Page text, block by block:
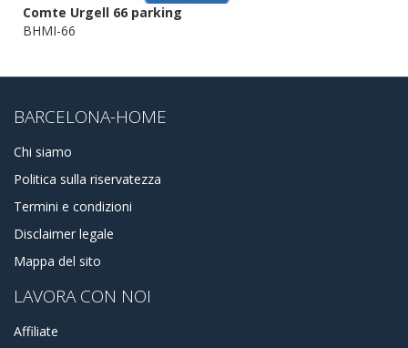
Comte Urgell 66 parking
BHMI-66
BARCELONA-HOME
Chi siamo
Politica sulla riservatezza
Termini e condizioni
Disclaimer legale
Mappa del sito
LAVORA CON NOI
Affiliate